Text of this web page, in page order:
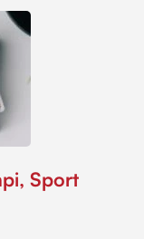
Sport